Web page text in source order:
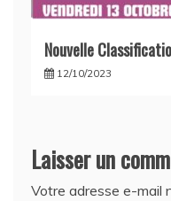
Nouvelle
12/10/2023
Laisser un
Votre adresse e-mail